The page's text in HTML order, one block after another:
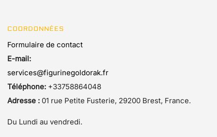
COORDONNÉES
Formulaire de contact
E-mail:
services@figurinegoldorak.fr
Téléphone: +33758864048
Adresse : 01 rue Petite Fusterie, 29200 Brest, France.
Du Lundi au vendredi.